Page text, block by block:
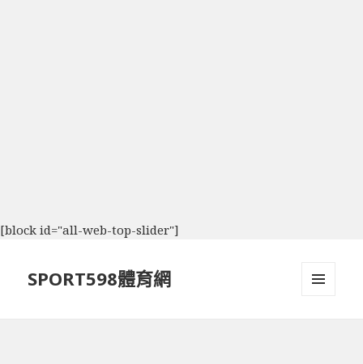
[block id="all-web-top-slider"]
SPORT598體育網